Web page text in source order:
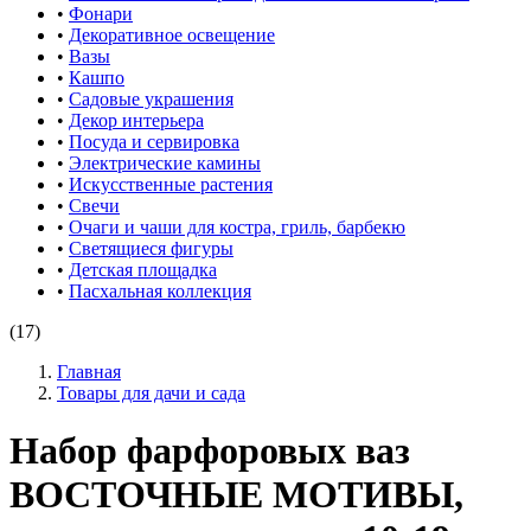
• Фонари
• Декоративное освещение
• Вазы
• Кашпо
• Садовые украшения
• Декор интерьера
• Посуда и сервировка
• Электрические камины
• Искусственные растения
• Свечи
• Очаги и чаши для костра, гриль, барбекю
• Светящиеся фигуры
• Детская площадка
• Пасхальная коллекция
(17)
Главная
Товары для дачи и сада
Набор фарфоровых ваз
ВОСТОЧНЫЕ МОТИВЫ,